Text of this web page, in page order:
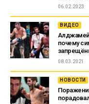
06.02.2023
ВИДЕО
почему
08.03.2021
НОВОСТИ